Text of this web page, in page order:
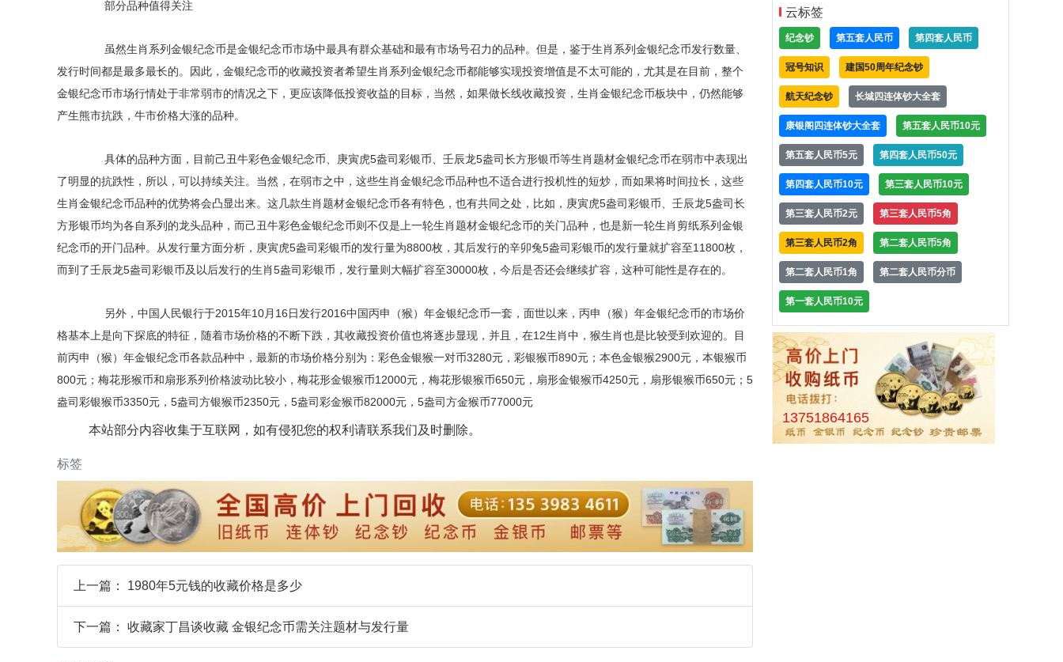
部分品种值得关注
虽然生肖系列金银纪念币是金银纪念币市场中最具有群众基础和最有市场号召力的品种。但是，鉴于生肖系列金银纪念币发行数量、
发行时间都是最多最长的。因此，金银纪念币的收藏投资者希望生肖系列金银纪念币都能够实现投资增值是不太可能的，尤其是在目前，整个
金银纪念币市场行情处于非常弱市的情况之下，更应该降低投资收益的目标，当然，如果做长线收藏投资，生肖金银纪念币板块中，仍然能够
产生熊市抗跌，牛市价格大涨的品种。
具体的品种方面，目前己丑牛彩色金银纪念币、庚寅虎5盎司彩银币、壬辰龙5盎司长方形银币等生肖题材金银纪念币在弱市中表现出
了明显的抗跌性，所以，可以持续关注。当然，在弱市之中，这些生肖金银纪念币品种也不适合进行投机性的短炒，而如果将时间拉长，这些
生肖金银纪念币品种的优势将会凸显出来。这几款生肖题材金银纪念币各有特色，也有共同之处，比如，庚寅虎5盎司彩银币、壬辰龙5盎司长
方形银币均为各自系列的龙头品种，而己丑牛彩色金银纪念币则不仅是上一轮生肖题材金银纪念币的关门品种，也是新一轮生肖剪纸系列金银
纪念币的开门品种。从发行量方面分析，庚寅虎5盎司彩银币的发行量为8800枚，其后发行的辛卯兔5盎司彩银币的发行量就扩容至11800枚，
而到了壬辰龙5盎司彩银币及以后发行的生肖5盎司彩银币，发行量则大幅扩容至30000枚，今后是否还会继续扩容，这种可能性是存在的。
另外，中国人民银行于2015年10月16日发行2016中国丙申（猴）年金银纪念币一套，面世以来，丙申（猴）年金银纪念币的市场价
格基本上是向下探底的特征，随着市场价格的不断下跌，其收藏投资价值也将逐步显现，并且，在12生肖中，猴生肖也是比较受到欢迎的。目
前丙申（猴）年金银纪念币各款品种中，最新的市场价格分别为：彩色金银猴一对币3280元，彩银猴币890元；本色金银猴2900元，本银猴币
800元；梅花形猴币和扇形系列价格波动比较小，梅花形金银猴币12000元，梅花形银猴币650元，扇形金银猴币4250元，扇形银猴币650元；5
盎司彩银猴币3350元，5盎司方银猴币2350元，5盎司彩金猴币82000元，5盎司方金猴币77000元
本站部分内容收集于互联网，如有侵犯您的权利请联系我们及时删除。
标签
上一篇： 1980年5元钱的收藏价格是多少
下一篇： 收藏家丁昌谈收藏 金银纪念币需关注题材与发行量
云标签
纪念钞 第五套人民币 第四套人民币
冠号知识 建国50周年纪念钞
航天纪念钞 长城四连体钞大全套
康银阁四连体钞大全套 第五套人民币10元
第五套人民币5元 第四套人民币50元
第四套人民币10元 第三套人民币10元
第三套人民币2元 第三套人民币5角
第三套人民币2角 第二套人民币5角
第二套人民币1角 第二套人民币分币
第一套人民币10元
13751864165